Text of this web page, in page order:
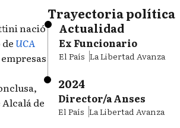
nació
UCA
de
Trayectoria política
Actualidad
Ex Funcionario
El País La Libertad Avanza
2024
Director/a Anses
El País La Libertad Avanza